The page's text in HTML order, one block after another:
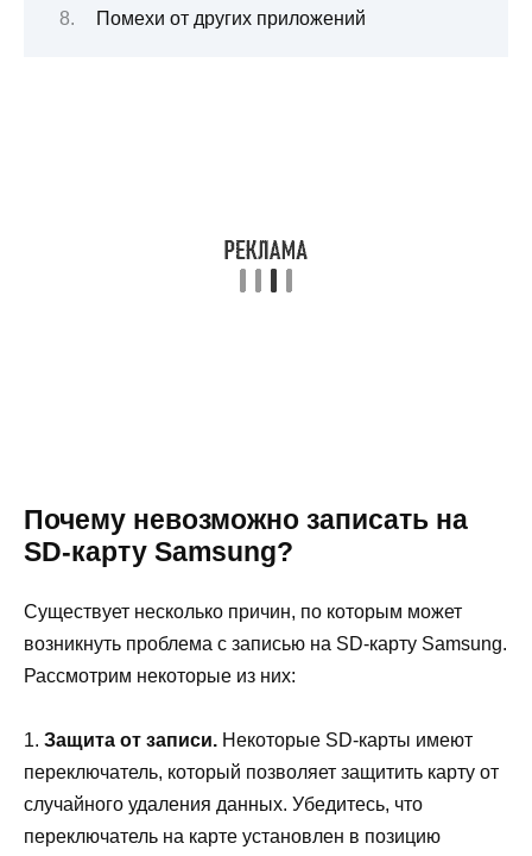
Помехи от других приложений
Почему невозможно записать на
SD-карту Samsung?
Существует несколько причин, по которым может
возникнуть проблема с записью на SD-карту Samsung.
Рассмотрим некоторые из них:
1. Защита от записи. Некоторые SD-карты имеют
переключатель, который позволяет защитить карту от
случайного удаления данных. Убедитесь, что
переключатель на карте установлен в позицию